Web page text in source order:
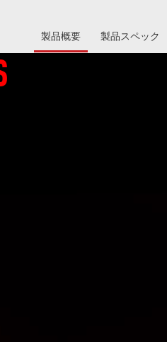
製品概要 製品スペック